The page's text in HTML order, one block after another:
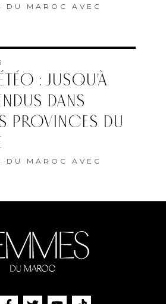
DU MAROC AVEC
: JUSQU’À
DANS
PROVINCES DU
DU MAROC AVEC